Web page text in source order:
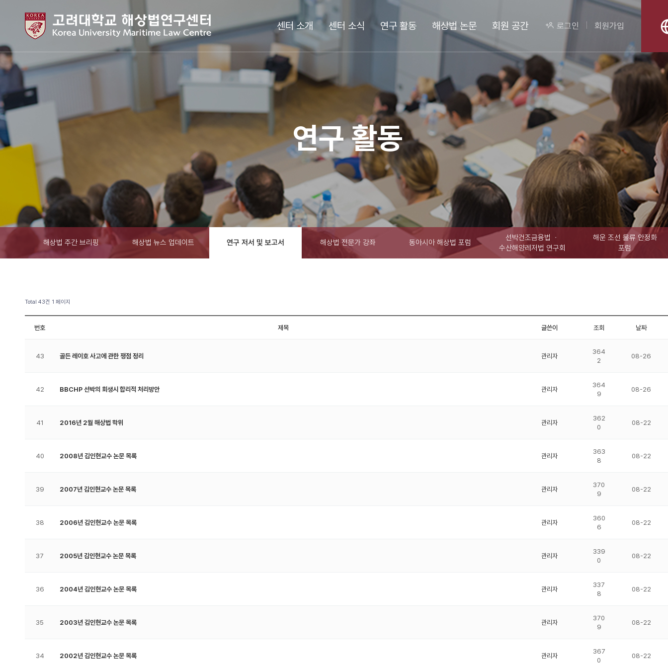
센터 소개 센터 소식 연구 활동 해상법 논문 회원 공간 로그인 회원가입
연구 활동
해상법 주간 브리핑 해상법 뉴스 업데이트 연구 저서 및 보고서 해상법 전문가 강좌 동아시아 해상법 포럼
선박건조금융법 ㆍ
수산해양레저법 연구회
해운 조선 물류 안정화
포럼
Total 43건 1 페이지
번호 제목 글쓴이 조회 날짜
43 골든 레이호 사고에 관한 쟁점 정리 관리자
364
2
08-26
42 BBCHP 선박의 회생시 합리적 처리방안 관리자
364
9
08-26
41 2016년 2월 해상법 학위 관리자
362
0
08-22
40 2008년 김인현교수 논문 목록 관리자
363
8
08-22
39 2007년 김인현교수 논문 목록 관리자
370
9
08-22
38 2006년 김인현교수 논문 목록 관리자
360
6
08-22
37 2005년 김인현교수 논문 목록 관리자
339
0
08-22
36 2004년 김인현교수 논문 목록 관리자
337
8
08-22
35 2003년 김인현교수 논문 목록 관리자
370
9
08-22
34 2002년 김인현교수 논문 목록 관리자
367
0
08-22